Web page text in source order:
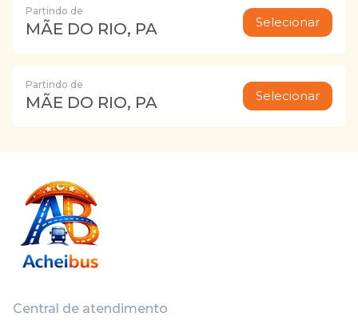
Partindo de
MÃE DO RIO, PA Selecionar
Partindo de
MÃE DO RIO, PA Selecionar
Central de atendimento